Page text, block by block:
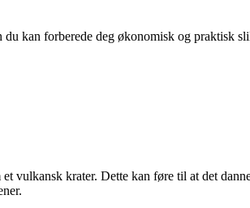
kan forberede deg økonomisk og praktisk
vulkansk krater. Dette kan føre til at det